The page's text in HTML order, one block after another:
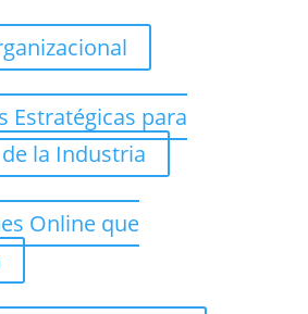
Estratégicas para
la Industria
Online que